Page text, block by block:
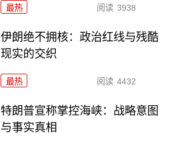
最热 阅读 3938
伊朗绝不拥核：政治红线与残酷
现实的交织
最热 阅读 4432
特朗普宣称掌控海峡：战略意图
与事实真相